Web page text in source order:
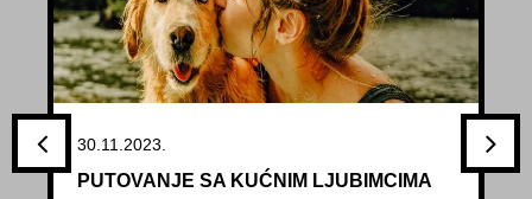
30.11.2023.
PUTOVANJE SA KUĆNIM LJUBIMCIMA